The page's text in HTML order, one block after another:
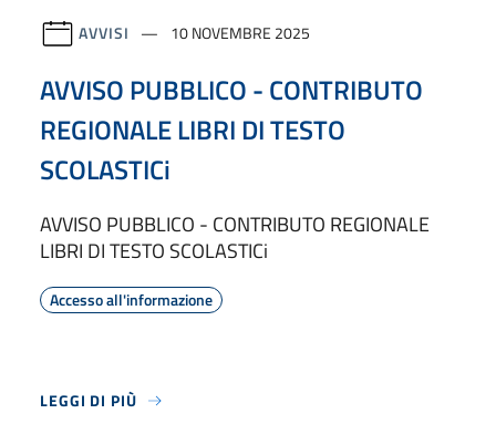
AVVISI 10 NOVEMBRE 2025
AVVISO PUBBLICO - CONTRIBUTO
REGIONALE LIBRI DI TESTO
SCOLASTICi
AVVISO PUBBLICO - CONTRIBUTO REGIONALE
LIBRI DI TESTO SCOLASTICi
Accesso all'informazione
LEGGI DI PIÙ